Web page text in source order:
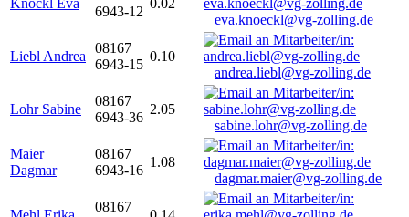
Knöckl Eva
6943-12
0.02
eva.knoeckl@vg-zolling.de
Liebl Andrea
08167
6943-15
0.10
andrea.liebl@vg-zolling.de
Lohr Sabine
08167
6943-36
2.05
sabine.lohr@vg-zolling.de
Maier
Dagmar
08167
6943-16
1.08
dagmar.maier@vg-zolling.de
08167